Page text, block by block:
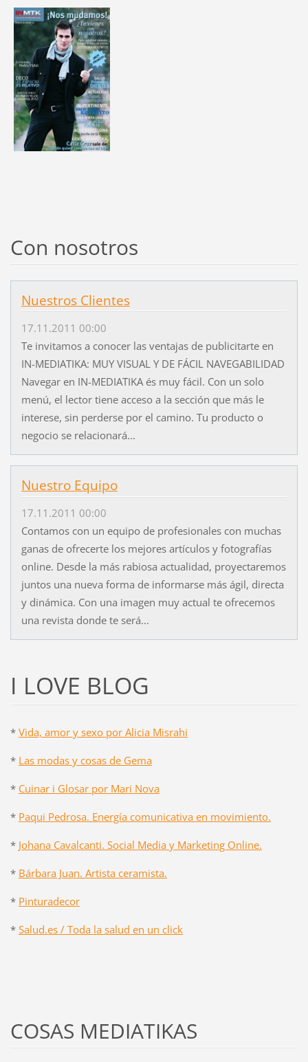
Con nosotros
Nuestros Clientes
17.11.2011 00:00
Te invitamos a conocer las ventajas de publicitarte en
IN-MEDIATIKA: MUY VISUAL Y DE FÁCIL NAVEGABILIDAD
Navegar en IN-MEDIATIKA és muy fácil. Con un solo
menú, el lector tiene acceso a la sección que más le
interese, sin perderse por el camino. Tu producto o
negocio se relacionará...
Nuestro Equipo
17.11.2011 00:00
Contamos con un equipo de profesionales con muchas
ganas de ofrecerte los mejores artículos y fotografías
online. Desde la más rabiosa actualidad, proyectaremos
juntos una nueva forma de informarse más ágil, directa
y dinámica. Con una imagen muy actual te ofrecemos
una revista donde te será...
I LOVE BLOG
* Vida, amor y sexo por Alicia Misrahi
* Las modas y cosas de Gema
* Cuinar i Glosar por Mari Nova
* Paqui Pedrosa. Energía comunicativa en movimiento.
* Johana Cavalcanti. Social Media y Marketing Online.
* Bárbara Juan. Artista ceramista.
* Pinturadecor
* Salud.es / Toda la salud en un click
COSAS MEDIATIKAS